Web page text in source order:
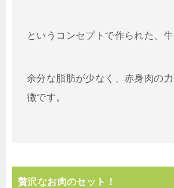
というコンセプトで作られた、牛
余分な脂肪が少なく、赤身肉の
徴です。
贅沢なお肉のセット！